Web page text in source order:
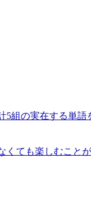
組の実在する単
ても楽しむことが